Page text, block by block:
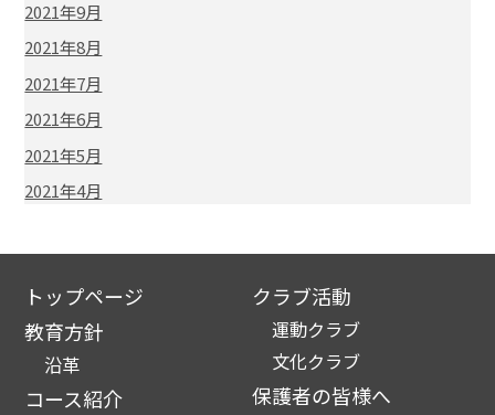
2021年9月
2021年8月
2021年7月
2021年6月
2021年5月
2021年4月
トップページ
教育方針
沿革
コース紹介
クラブ活動
運動クラブ
文化クラブ
保護者の皆様へ